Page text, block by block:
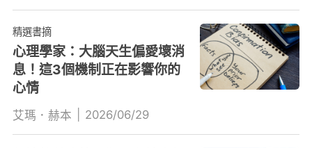
精選書摘
心理學家：大腦天生偏愛壞消
息！這3個機制正在影響你的
心情
艾瑪．赫本 2026/06/29